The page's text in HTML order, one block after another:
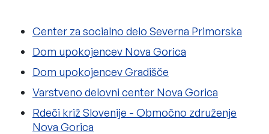
Center za socialno delo Severna Primorska
Dom upokojencev Nova Gorica
Dom upokojencev Gradišče
Varstveno delovni center Nova Gorica
Rdeči križ Slovenije - Območno združenje
Nova Gorica